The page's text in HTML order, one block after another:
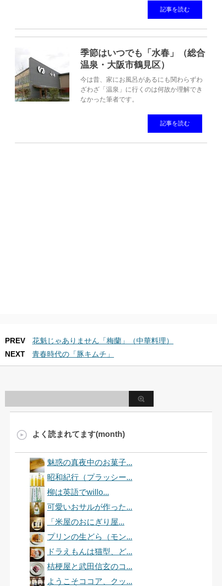
記事を読む
季節はいつでも「水春」（総合
温泉・大阪市鶴見区）
今は昔、家にお風呂があるにも関わらずわ
ざわざ「温泉」に行くのは何故か理解でき
なかった筆者です。
記事を読む
PREV
花魁じゃありません「梅蘭」（中華料理）
NEXT
青春時代の「豚キムチ」
よく読まれてます(month)
魅惑の真夜中のお菓子...
昭和紀行（プラッシー...
柳は英語でwillo...
可愛いおサルが作った...
「米屋のおにぎり屋...
プリンの生どら（モン...
ドラえもんは猫型、ど...
桔梗屋と武田信玄のコ...
ようこそココア、クッ...